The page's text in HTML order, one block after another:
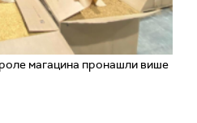
магацина пронашли више